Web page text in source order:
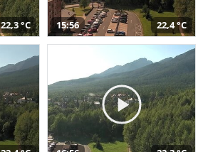
22,3 °C 15:56 22,4 °C